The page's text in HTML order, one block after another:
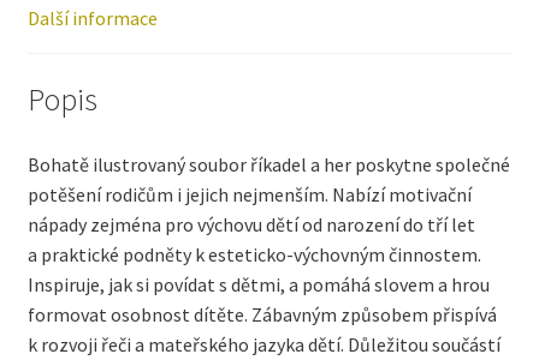
Další informace
Popis
Bohatě ilustrovaný soubor říkadel a her poskytne společné
potěšení rodičům i jejich nejmenším. Nabízí motivační
nápady zejména pro výchovu dětí od narození do tří let
a praktické podněty k esteticko-výchovným činnostem.
Inspiruje, jak si povídat s dětmi, a pomáhá slovem a hrou
formovat osobnost dítěte. Zábavným způsobem přispívá
k rozvoji řeči a mateřského jazyka dětí. Důležitou součástí